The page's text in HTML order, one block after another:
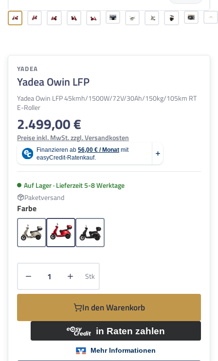
YADEA
Yadea Owin LFP
Yadea Owin LFP 45kmh/1500W/72V/30Ah/150kg/105km RT
E-Roller
Regulärer Preis:
2.499,00 €
Preise inkl. MwSt. zzgl. Versandkosten
Auf Lager · Lieferzeit 5-8 Werktage
Paketversand
Farbeauswählen
Grau Rot Schwarz
Produkt Anzahl: Gib den gewünschten
Stk
In den Warenkorb